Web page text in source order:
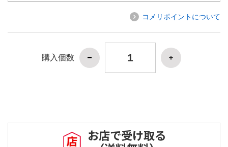
コメリポイントについて
購入個数
お店で受け取る